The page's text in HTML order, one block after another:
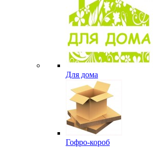
Для дома
Гофро-короб